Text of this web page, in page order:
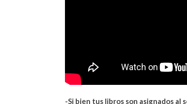
-Si bien tus libros son asignados al